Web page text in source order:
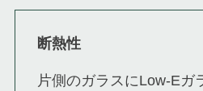
断熱性
片側のガラスにLow-Eガ